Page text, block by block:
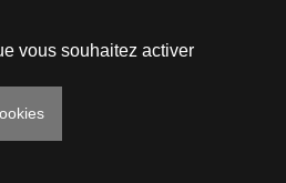
vous souhaitez activer